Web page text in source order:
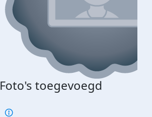
Foto's toegevoegd